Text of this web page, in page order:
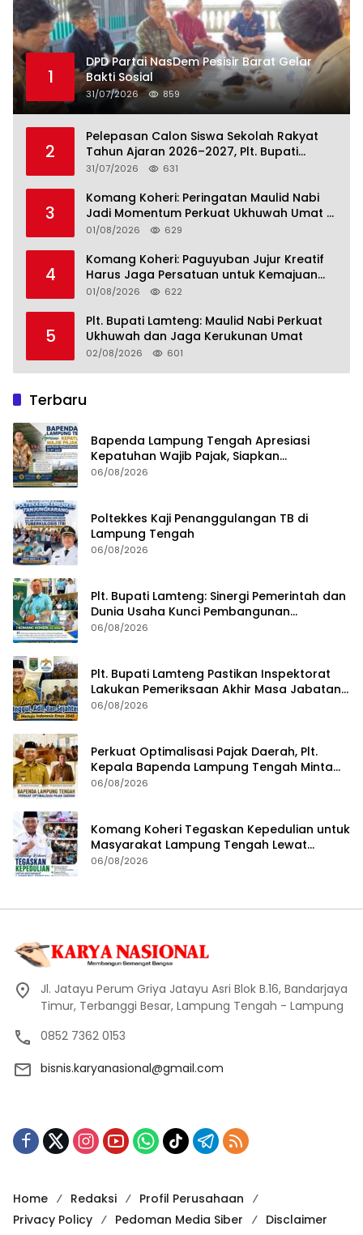
1
DPD Partai NasDem Pesisir Barat Gelar
Bakti Sosial
31/07/2026 859
2
Pelepasan Calon Siswa Sekolah Rakyat
Tahun Ajaran 2026–2027, Plt. Bupati
Lamteng Tegaskan Komitmen Hadirkan
31/07/2026 631
3
Komang Koheri: Peringatan Maulid Nabi
Jadi Momentum Perkuat Ukhuwah Umat di
Lampung Tengah
01/08/2026 629
4
Komang Koheri: Paguyuban Jujur Kreatif
Harus Jaga Persatuan untuk Kemajuan
Lampung Tengah
01/08/2026 622
5
Plt. Bupati Lamteng: Maulid Nabi Perkuat
Ukhuwah dan Jaga Kerukunan Umat
02/08/2026 601
Terbaru
Bapenda Lampung Tengah Apresiasi
Kepatuhan Wajib Pajak, Siapkan
Pengawasan Terpadu di PT GGP
06/08/2026
Poltekkes Kaji Penanggulangan TB di
Lampung Tengah
06/08/2026
Plt. Bupati Lamteng: Sinergi Pemerintah dan
Dunia Usaha Kunci Pembangunan
Berkelanjutan
06/08/2026
Plt. Bupati Lamteng Pastikan Inspektorat
Lakukan Pemeriksaan Akhir Masa Jabatan
51 Kepala Kampung
06/08/2026
Perkuat Optimalisasi Pajak Daerah, Plt.
Kepala Bapenda Lampung Tengah Minta
Seluruh Pengelola Tingkatkan Inovasi dan
06/08/2026
Komang Koheri Tegaskan Kepedulian untuk
Masyarakat Lampung Tengah Lewat
Penyaluran Bantuan Disabilitas
06/08/2026
Jl. Jatayu Perum Griya Jatayu Asri Blok B.16, Bandarjaya
Timur, Terbanggi Besar, Lampung Tengah - Lampung
0852 7362 0153
bisnis.karyanasional@gmail.com
Home Redaksi
Profil Perusahaan
Privacy Policy
Pedoman Media Siber Disclaimer